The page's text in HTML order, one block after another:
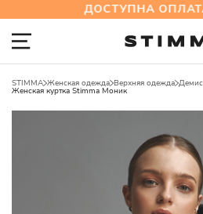
ДОСТУПНА
STIMMA Женская одежда Верхняя одежда
Женская куртка Stimma Моник